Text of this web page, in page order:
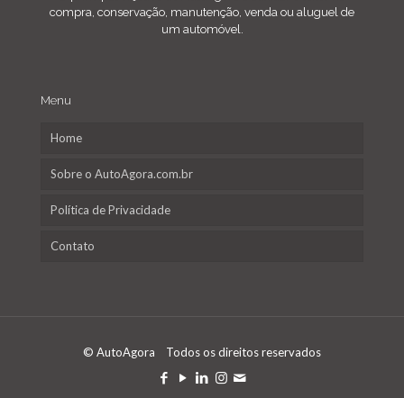
compra, conservação, manutenção, venda ou aluguel de
um automóvel.
Menu
Home
Sobre o AutoAgora.com.br
Política de Privacidade
Contato
© AutoAgora Todos os direitos reservados